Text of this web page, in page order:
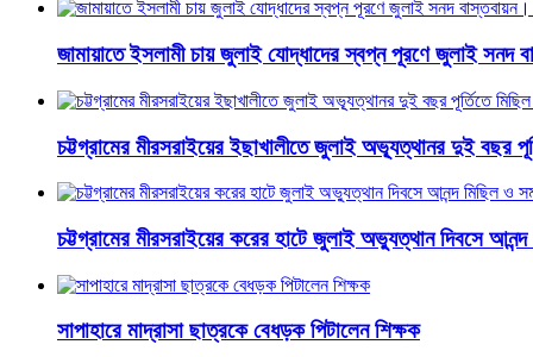
জামায়াতে ইসলামী চায় জুলাই যোদ্ধাদের স্বপ্ন পূরণে জুলাই
চট্টগ্রামের মীরসরাইয়ের ইছাখালীতে জুলাই অভ্যূত্থানর দুই বছর
চট্টগ্রামের মীরসরাইয়ের করের হাটে জুলাই অভ্যুত্থান দিবসে
সাপাহারে মাদ্রাসা ছাত্রকে বেধড়ক পিটালেন শিক্ষক